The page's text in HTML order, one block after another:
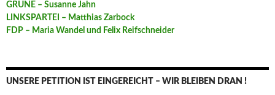
GRÜNE – Susanne Jahn
LINKSPARTEI – Matthias Zarbock
FDP – Maria Wandel und Felix Reifschneider
UNSERE PETITION IST EINGEREICHT – WIR BLEIBEN DRAN !